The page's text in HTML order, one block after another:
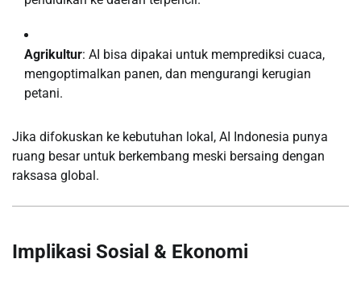
Agrikultur: AI bisa dipakai untuk memprediksi cuaca,
mengoptimalkan panen, dan mengurangi kerugian
petani.
Jika difokuskan ke kebutuhan lokal, AI Indonesia punya
ruang besar untuk berkembang meski bersaing dengan
raksasa global.
Implikasi Sosial & Ekonomi